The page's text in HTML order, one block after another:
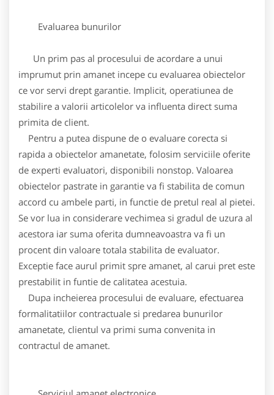
Evaluarea bunurilor
Un prim pas al procesului de acordare a unui
imprumut prin amanet incepe cu evaluarea obiectelor
ce vor servi drept garantie. Implicit, operatiunea de
stabilire a valorii articolelor va influenta direct suma
primita de client.
Pentru a putea dispune de o evaluare corecta si
rapida a obiectelor amanetate, folosim serviciile oferite
de experti evaluatori, disponibili nonstop. Valoarea
obiectelor pastrate in garantie va fi stabilita de comun
accord cu ambele parti, in functie de pretul real al pietei.
Se vor lua in considerare vechimea si gradul de uzura al
acestora iar suma oferita dumneavoastra va fi un
procent din valoare totala stabilita de evaluator.
Exceptie face aurul primit spre amanet, al carui pret este
prestabilit in funtie de calitatea acestuia.
Dupa incheierea procesului de evaluare, efectuarea
formalitatiilor contractuale si predarea bunurilor
amanetate, clientul va primi suma convenita in
contractul de amanet.